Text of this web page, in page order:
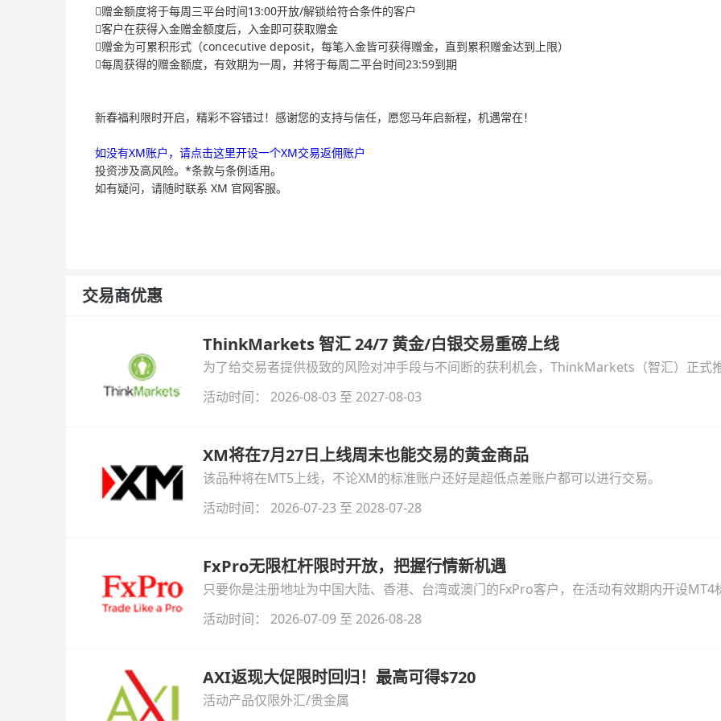
赠金额度将于每周三平台时间13:00开放/解锁给符合条件的客户
客户在获得入金赠金额度后，入金即可获取赠金
赠金为可累积形式（concecutive deposit，每笔入金皆可获得赠金，直到累积赠金达到上限）
每周获得的赠金额度，有效期为一周，并将于每周二平台时间23:59到期
新春福利限时开启，精彩不容错过！感谢您的支持与信任，愿您马年启新程，机遇常在！
如没有XM账户，请点击这里开设一个XM交易返佣账户
投资涉及高风险。*条款与条例适用。
如有疑问，请随时联系 XM 官网客服。
交易商优惠
ThinkMarkets 智汇 24/7 黄金/白银交易重磅上线
为了给交易者提供极致的风险对冲手段与不间断的获利机会，ThinkMarkets（智汇）正式
与白银交易！本文将为您详细拆解本次升级的核心交易品种、杠杆配置、支持软件及交易
活动时间： 2026-08-03 至 2027-08-03
XM将在7月27日上线周末也能交易的黄金商品
该品种将在MT5上线，不论XM的标准账户还好是超低点差账户都可以进行交易。
活动时间： 2026-07-23 至 2028-07-28
FxPro无限杠杆限时开放，把握行情新机遇
只要你是注册地址为中国大陆、香港、台湾或澳门的FxPro客户，在活动有效期内开设
自动解锁无限倍杠杆福利，无需额外复杂操作。
活动时间： 2026-07-09 至 2026-08-28
AXI返现大促限时回归！最高可得$720
活动产品仅限外汇/贵金属